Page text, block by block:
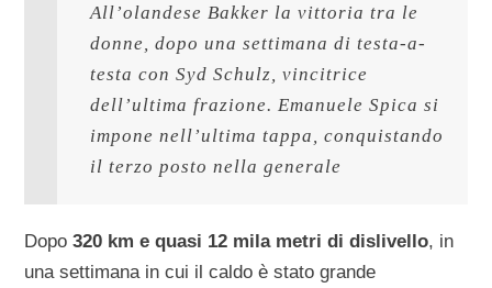
All’olandese Bakker la vittoria tra le
donne, dopo una settimana di testa-a-
testa con Syd Schulz, vincitrice
dell’ultima frazione. Emanuele Spica si
impone nell’ultima tappa, conquistando
il terzo posto nella generale
Dopo320 km e quasi 12 mila metri di dislivello, in
una settimana in cui il caldo è stato grande